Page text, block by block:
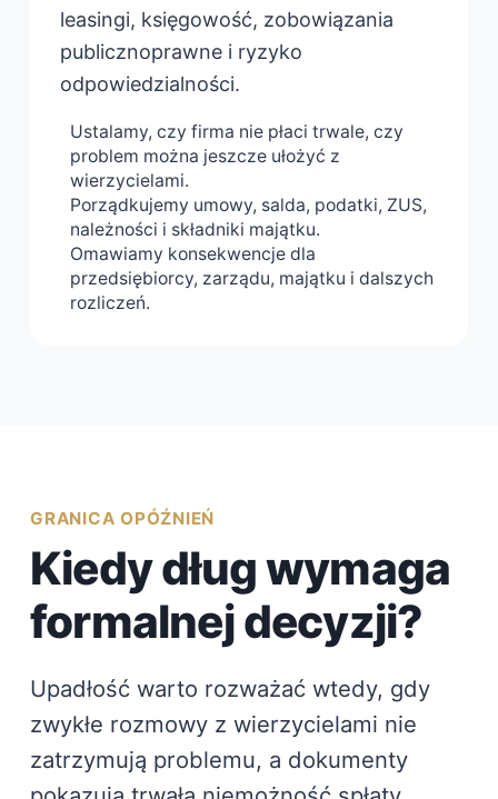
leasingi, księgowość, zobowiązania
publicznoprawne i ryzyko
odpowiedzialności.
Ustalamy, czy firma nie płaci trwale, czy
problem można jeszcze ułożyć z
wierzycielami.
Porządkujemy umowy, salda, podatki, ZUS,
należności i składniki majątku.
Omawiamy konsekwencje dla
przedsiębiorcy, zarządu, majątku i dalszych
rozliczeń.
GRANICA OPÓŹNIEŃ
Kiedy dług wymaga
formalnej decyzji?
Upadłość warto rozważać wtedy, gdy
zwykłe rozmowy z wierzycielami nie
zatrzymują problemu, a dokumenty